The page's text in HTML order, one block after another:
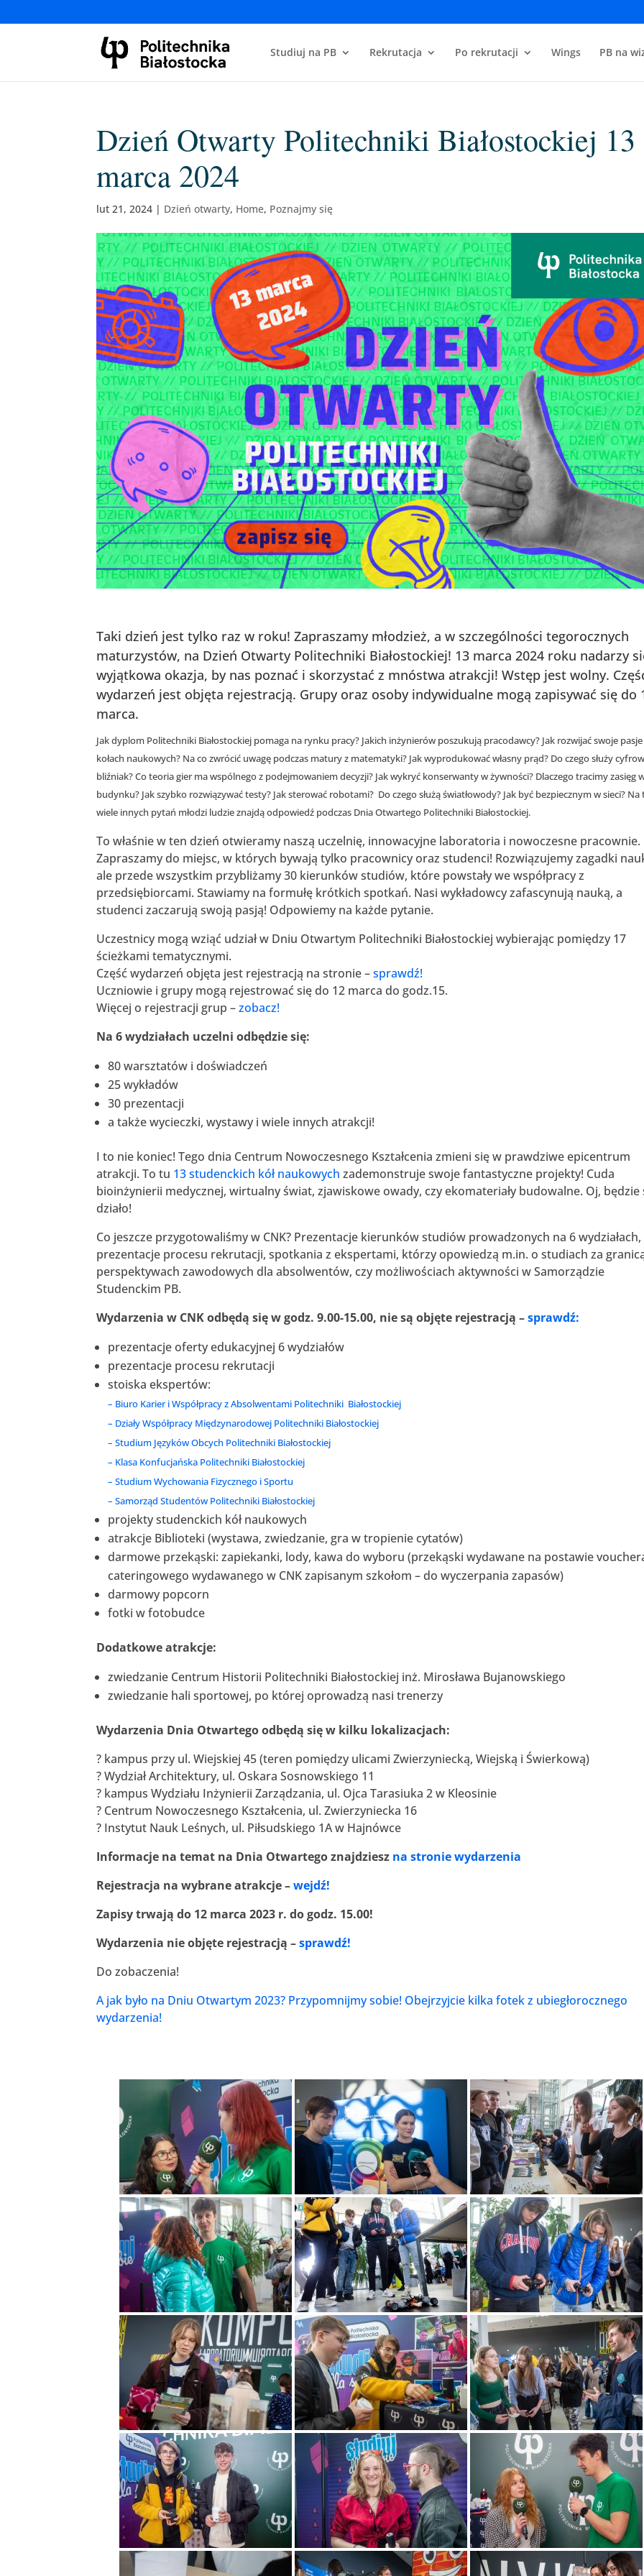
Studiuj na PB Rekrutacja Po rekrutacji Wings PB na
Dzień Otwarty Politechniki Białostockiej 13
marca 2024
lut 21, 2024 | Dzień otwarty, Home, Poznajmy się
Taki dzień jest tylko raz w roku! Zapraszamy młodzież, a w szczególności tegorocznych
maturzystów, na Dzień Otwarty Politechniki Białostockiej! 13 marca 2024 roku nadarzy
wyjątkowa okazja, by nas poznać i skorzystać z mnóstwa atrakcji! Wstęp jest wolny.
wydarzeń jest objęta rejestracją. Grupy oraz osoby indywidualne mogą zapisywać się do
marca.
Jak dyplom Politechniki Białostockiej pomaga na rynku pracy? Jakich inżynierów poszukują pracodawcy? Jak rozwijać swoje
kołach naukowych? Na co zwrócić uwagę podczas matury z matematyki? Jak wyprodukować własny prąd? Do czego służy
bliźniak? Co teoria gier ma wspólnego z podejmowaniem decyzji? Jak wykryć konserwanty w żywności? Dlaczego tracimy zasięg
budynku? Jak szybko rozwiązywać testy? Jak sterować robotami? Do czego służą światłowody? Jak być bezpiecznym w sieci? Na
wiele innych pytań młodzi ludzie znajdą odpowiedź podczas Dnia Otwartego Politechniki Białostockiej.
To właśnie w ten dzień otwieramy naszą uczelnię, innowacyjne laboratoria i nowoczesne pracownie.
Zapraszamy do miejsc, w których bywają tylko pracownicy oraz studenci! Rozwiązujemy zagadki
ale przede wszystkim przybliżamy 30 kierunków studiów, które powstały we współpracy z
przedsiębiorcami. Stawiamy na formułę krótkich spotkań. Nasi wykładowcy zafascynują nauką, a
studenci zaczarują swoją pasją! Odpowiemy na każde pytanie.
Uczestnicy mogą wziąć udział w Dniu Otwartym Politechniki Białostockiej wybierając pomiędzy 17
ścieżkami tematycznymi.
Część wydarzeń objęta jest rejestracją na stronie –sprawdź!
Uczniowie i grupy mogą rejestrować się do 12 marca do godz.15.
Więcej o rejestracji grup –zobacz!
Na 6 wydziałach uczelni odbędzie się:
80 warsztatów i doświadczeń
25 wykładów
30 prezentacji
a także wycieczki, wystawy i wiele innych atrakcji!
I to nie koniec! Tego dnia Centrum Nowoczesnego Kształcenia zmieni się w prawdziwe epicentrum
atrakcji. To tu 13 studenckich kół naukowych zademonstruje swoje fantastyczne projekty! Cuda
bioinżynierii medycznej, wirtualny świat, zjawiskowe owady, czy ekomateriały budowalne. Oj, będzie
działo!
Co jeszcze przygotowaliśmy w CNK? Prezentacje kierunków studiów prowadzonych na 6 wydziałach,
prezentacje procesu rekrutacji, spotkania z ekspertami, którzy opowiedzą m.in. o studiach za
perspektywach zawodowych dla absolwentów, czy możliwościach aktywności w Samorządzie
Studenckim PB.
Wydarzenia w CNK odbędą się w godz. 9.00-15.00, nie są objęte rejestracją –sprawdź:
prezentacje oferty edukacyjnej 6 wydziałów
prezentacje procesu rekrutacji
stoiska ekspertów:
– Biuro Karier i Współpracy z Absolwentami Politechniki Białostockiej
– Działy Współpracy Międzynarodowej Politechniki Białostockiej
– Studium Języków Obcych Politechniki Białostockiej
– Klasa Konfucjańska Politechniki Białostockiej
– Studium Wychowania Fizycznego i Sportu
– Samorząd Studentów Politechniki Białostockiej
projekty studenckich kół naukowych
atrakcje Biblioteki (wystawa, zwiedzanie, gra w tropienie cytatów)
darmowe przekąski: zapiekanki, lody, kawa do wyboru (przekąski wydawane na postawie
cateringowego wydawanego w CNK zapisanym szkołom – do wyczerpania zapasów)
darmowy popcorn
fotki w fotobudce
Dodatkowe atrakcje:
zwiedzanie Centrum Historii Politechniki Białostockiej inż. Mirosława Bujanowskiego
zwiedzanie hali sportowej, po której oprowadzą nasi trenerzy
Wydarzenia Dnia Otwartego odbędą się w kilku lokalizacjach:
? kampus przy ul. Wiejskiej 45 (teren pomiędzy ulicami Zwierzyniecką, Wiejską i Świerkową)
? Wydział Architektury, ul. Oskara Sosnowskiego 11
? kampus Wydziału Inżynierii Zarządzania, ul. Ojca Tarasiuka 2 w Kleosinie
? Centrum Nowoczesnego Kształcenia, ul. Zwierzyniecka 16
? Instytut Nauk Leśnych, ul. Piłsudskiego 1A w Hajnówce
Informacje na temat na Dnia Otwartego znajdziesz na stronie wydarzenia
Rejestracja na wybrane atrakcje –wejdź!
Zapisy trwają do 12 marca 2023 r. do godz. 15.00!
Wydarzenia nie objęte rejestracją –sprawdź!
Do zobaczenia!
A jak było na Dniu Otwartym 2023? Przypomnijmy sobie! Obejrzyjcie kilka fotek z ubiegłorocznego
wydarzenia!